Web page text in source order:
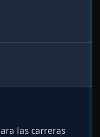
las carreras